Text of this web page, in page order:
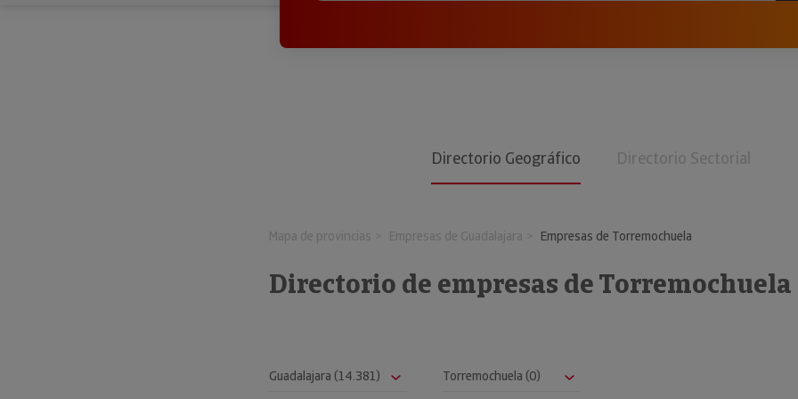
Directorio Geográfico Directorio Sectorial
Mapa de provincias Empresas de Guadalajara Empresas de Torremochuela
Directorio de empresas de Torremochuela